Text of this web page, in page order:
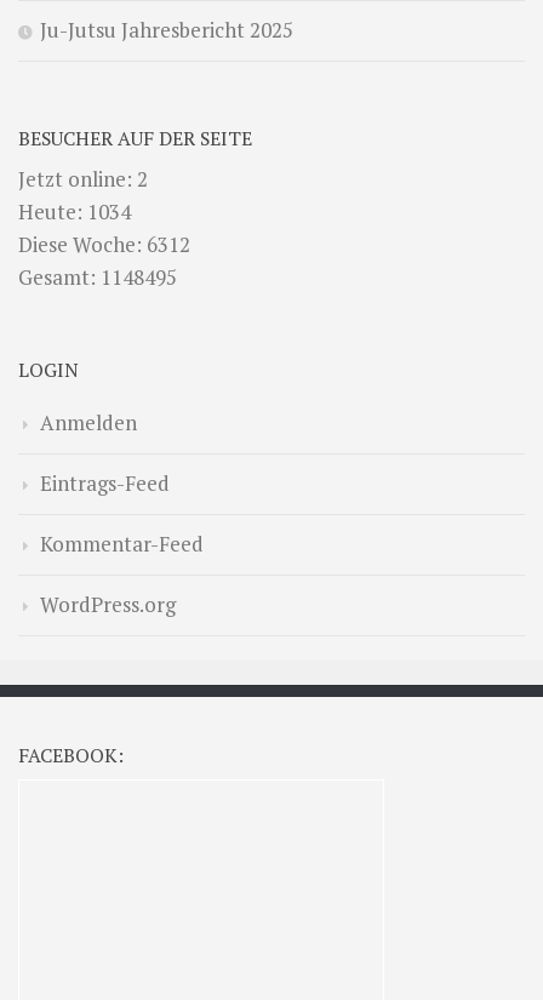
Ju-Jutsu Jahresbericht 2025
BESUCHER AUF DER SEITE
Jetzt online: 2
Heute: 1034
Diese Woche: 6312
Gesamt: 1148495
LOGIN
Anmelden
Eintrags-Feed
Kommentar-Feed
WordPress.org
FACEBOOK: